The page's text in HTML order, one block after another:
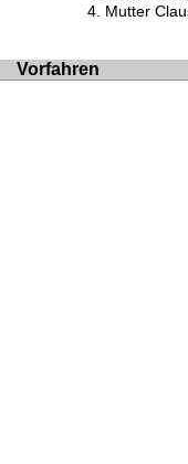
Mutter
Vorfahren